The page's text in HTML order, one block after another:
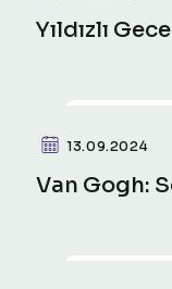
Yıldızlı
13.09.2024
Van Gogh: